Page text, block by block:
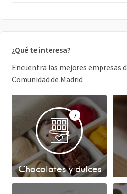
¿Qué te interesa?
Encuentra las mejores empresas
Comunidad de Madrid
7
Chocolates y dulces